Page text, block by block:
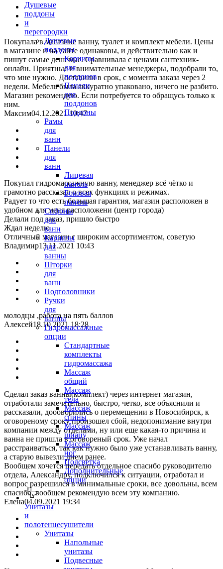
Душевые
поддоны
и
перегородки
Душевые
поддоны
Карнизы
для
поддонов
Панели
для
поддонов
Поддоны
Рамы
для
ванн
Панели
для
ванн
Лицевая
панель
Боковая
панель
Сифоны
для
ванн
Карнизы
для
ванны
Шторки
для
ванн
Подголовники
Ручки
для
ванны
Гидромассажные
опции
Стандартные
комплекты
гидромассажа
Массаж
общий
Массаж
тела
Массаж
спины
Массаж
шиацу
Массаж
ног
Подсветка
Дополнительные
опции
Унитазы
и
полотенцесушители
Унитазы
Напольные
унитазы
Подвесные
Покупала в магазине ванну, туалет и комплект мебели. Цены
в магазине и на сайте одинаковы, и действительно как и
пишут самые дешевые. Сравнивала с ценами сантехник-
онлайн. Приятные и внимательные менеджеры, подобрали то,
что мне нужно. Доставили в срок, с момента заказа через 2
недели. Мебель была аккуратно упаковано, ничего не разбито.
Магазин рекомендую. Если потребуется то обращусь только к
ним.
Максим04.12.2021 10:47
Покупал гидромассажную ванну, менеджер всё чётко и
грамотно рассказал о всех функциях и режимах.
Радует то что есть большая гарантия, магазин расположен в
удобном для меня расположени (центр города)
Делали под заказ, пришло быстро
Ждал неделю
Отличный магазин с широким ассортиментом, советую
Владимир13.11.2021 10:43
молодцы ,работа на пять баллов
Алексей18.10.2021 18:28
Сделал заказ ванны(комплект) через интернет магазин,
отработали замечательно, быстро, четко, все объяснили и
рассказали, доооворились о перемещении в Новосибирск, к
оговореному сроку произошел сбой, недопонимание внутри
компании между отделами, ну или еще какая-то причина и
ванна не пришла в оговореный срок. Уже начал
расстраиваться, так как нужно было уже устанавливать ванну,
а старую вывезли днем ранее.
Вообщем хочется передать отдельное спасибо руководителю
отдела, Александру, подключился к ситуации, отработал и
вопрос разрешился в минимальные сроки, все довольны, всем
спасибо, вообщем рекомендую всем эту компанию.
Елена04.09.2021 19:34